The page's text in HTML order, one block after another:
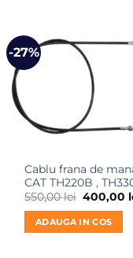
-27%
Cablu frana de
CAT TH220B ,
550,00lei Prețul
inițial
a
fost:
550,00 lei.
400,00
ADAUGA IN COS